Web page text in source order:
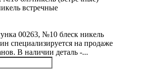
встречные
00263, №10 блеск никель
специализируется на продаже
В наличии деталь -...